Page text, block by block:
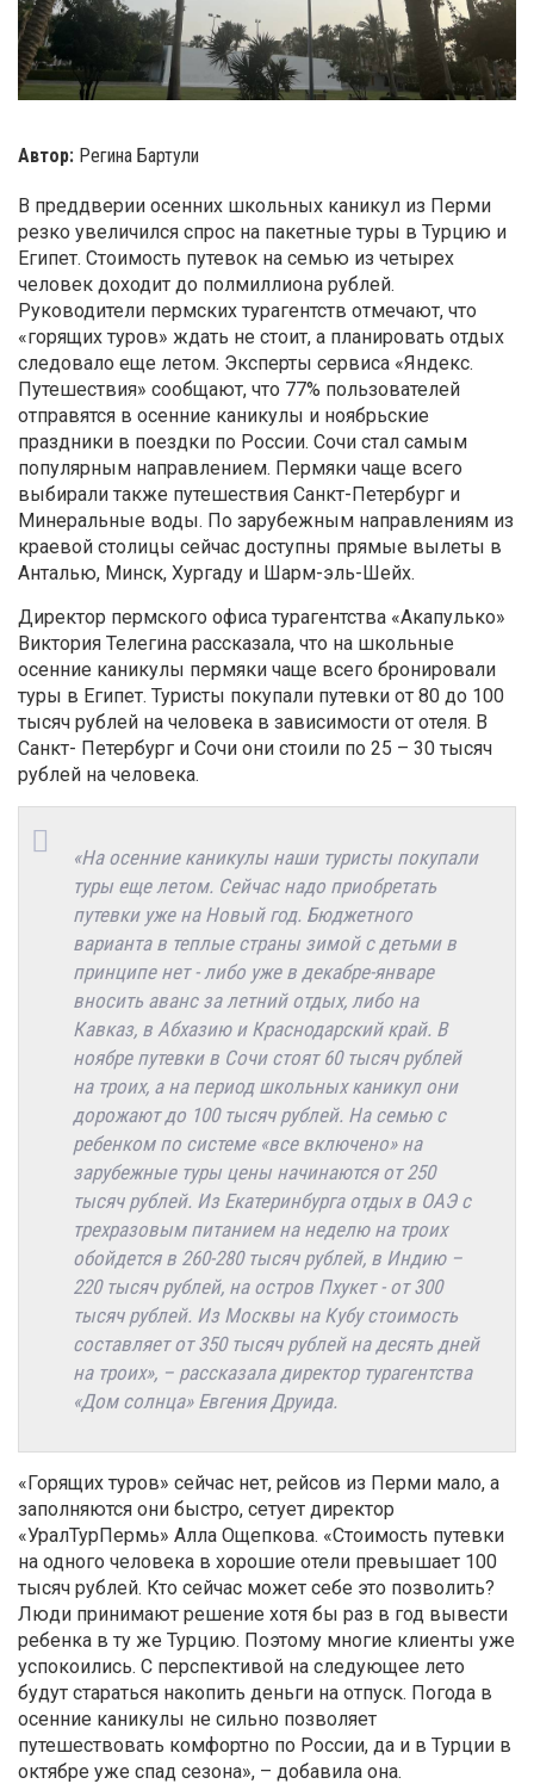
Автор: Регина Бартули
В преддверии осенних школьных каникул из Перми
резко увеличился спрос на пакетные туры в Турцию и
Египет. Стоимость путевок на семью из четырех
человек доходит до полмиллиона рублей.
Руководители пермских турагентств отмечают, что
«горящих туров» ждать не стоит, а планировать отдых
следовало еще летом. Эксперты сервиса «Яндекс.
Путешествия» сообщают, что 77% пользователей
отправятся в осенние каникулы и ноябрьские
праздники в поездки по России. Сочи стал самым
популярным направлением. Пермяки чаще всего
выбирали также путешествия Санкт-Петербург и
Минеральные воды. По зарубежным направлениям из
краевой столицы сейчас доступны прямые вылеты в
Анталью, Минск, Хургаду и Шарм-эль-Шейх.
Директор пермского офиса турагентства «Акапулько»
Виктория Телегина рассказала, что на школьные
осенние каникулы пермяки чаще всего бронировали
туры в Египет. Туристы покупали путевки от 80 до 100
тысяч рублей на человека в зависимости от отеля. В
Санкт- Петербург и Сочи они стоили по 25 – 30 тысяч
рублей на человека.
«На осенние каникулы наши туристы покупали
туры еще летом. Сейчас надо приобретать
путевки уже на Новый год. Бюджетного
варианта в теплые страны зимой с детьми в
принципе нет - либо уже в декабре-январе
вносить аванс за летний отдых, либо на
Кавказ, в Абхазию и Краснодарский край. В
ноябре путевки в Сочи стоят 60 тысяч рублей
на троих, а на период школьных каникул они
дорожают до 100 тысяч рублей. На семью с
ребенком по системе «все включено» на
зарубежные туры цены начинаются от 250
тысяч рублей. Из Екатеринбурга отдых в ОАЭ с
трехразовым питанием на неделю на троих
обойдется в 260-280 тысяч рублей, в Индию –
220 тысяч рублей, на остров Пхукет - от 300
тысяч рублей. Из Москвы на Кубу стоимость
составляет от 350 тысяч рублей на десять дней
на троих», – рассказала директор турагентства
«Дом солнца» Евгения Друида.
«Горящих туров» сейчас нет, рейсов из Перми мало, а
заполняются они быстро, сетует директор
«УралТурПермь» Алла Ощепкова. «Стоимость путевки
на одного человека в хорошие отели превышает 100
тысяч рублей. Кто сейчас может себе это позволить?
Люди принимают решение хотя бы раз в год вывести
ребенка в ту же Турцию. Поэтому многие клиенты уже
успокоились. С перспективой на следующее лето
будут стараться накопить деньги на отпуск. Погода в
осенние каникулы не сильно позволяет
путешествовать комфортно по России, да и в Турции в
октябре уже спад сезона», – добавила она.